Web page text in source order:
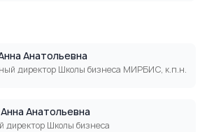
Анатольевна
директор Школы бизнеса МИРБИС, к.п.н.
Анатольевна
директор Школы бизнеса